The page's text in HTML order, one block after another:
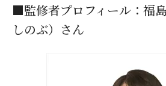
■監修者プロフィール：福
しのぶ）さん